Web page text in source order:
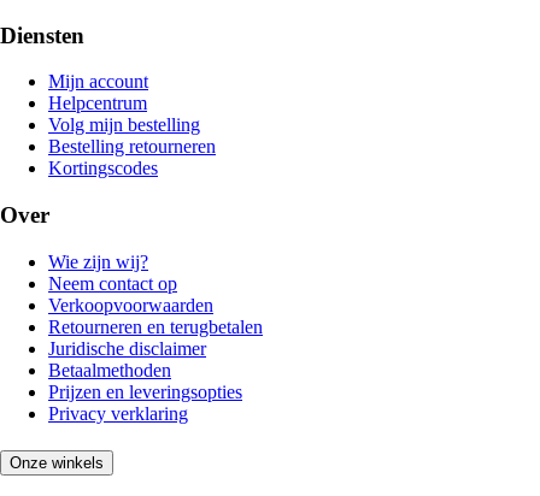
Diensten
Mijn account
Helpcentrum
Volg mijn bestelling
Bestelling retourneren
Kortingscodes
Over
Wie zijn wij?
Neem contact op
Verkoopvoorwaarden
Retourneren en terugbetalen
Juridische disclaimer
Betaalmethoden
Prijzen en leveringsopties
Privacy verklaring
Onze winkels